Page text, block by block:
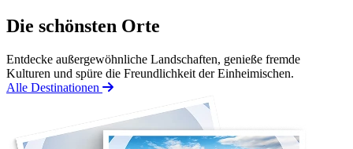
Die schönsten Orte
Entdecke außergewöhnliche Landschaften, genieße fremde
Kulturen und spüre die Freundlichkeit der Einheimischen.
Alle Destinationen